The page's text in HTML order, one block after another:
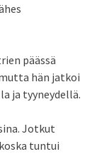
päässä
hän jatkoi
ja tyyneydellä.
Jotkut
tuntui